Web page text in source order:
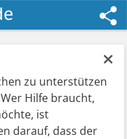
×
zu unterstützen
Hilfe braucht,
ist
darauf, dass der